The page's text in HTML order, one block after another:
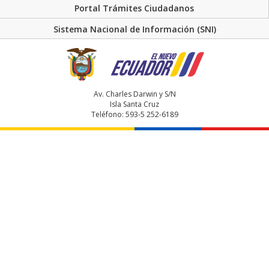
Portal Trámites Ciudadanos
Sistema Nacional de Información (SNI)
Av. Charles Darwin y S/N
Isla Santa Cruz
Teléfono: 593-5 252-6189